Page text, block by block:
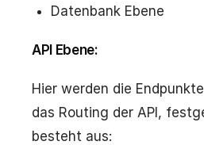
Datenbank Ebene
API Ebene:
Hier werden die
das Routing der API,
besteht aus: